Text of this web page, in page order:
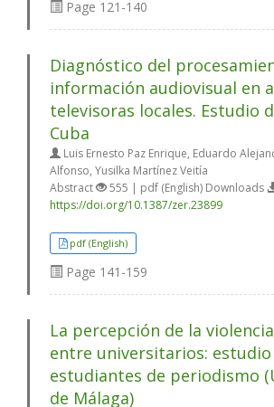
Page 121-140
Diagnóstico del
información audiovisual en
televisoras locales. Estudio
Cuba
Luis Ernesto Paz Enrique, Eduardo
Alfonso, Yusilka Martínez Veitía
Abstract
555 | pdf (English) Downloads
https://doi.org/10.1387/zer.23899
pdf (English)
Page 141-159
La percepción de la
entre universitarios: estudio
estudiantes de periodismo
de Málaga)